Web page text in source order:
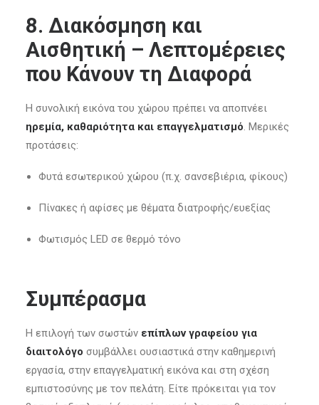
8. Διακόσμηση και
Αισθητική – Λεπτομέρειες
που Κάνουν τη Διαφορά
Η συνολική εικόνα του χώρου πρέπει να αποπνέει
ηρεμία, καθαριότητα και επαγγελματισμό. Μερικές
προτάσεις:
Φυτά εσωτερικού χώρου (π.χ. σανσεβιέρια, φίκους)
Πίνακες ή αφίσες με θέματα διατροφής/ευεξίας
Φωτισμός LED σε θερμό τόνο
Συμπέρασμα
Η επιλογή των σωστών επίπλων γραφείου για
διαιτολόγο συμβάλλει ουσιαστικά στην καθημερινή
εργασία, στην επαγγελματική εικόνα και στη σχέση
εμπιστοσύνης με τον πελάτη. Είτε πρόκειται για τον